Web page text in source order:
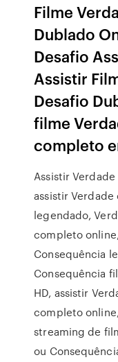
Filme
Dublado
Desafio
Assistir
Desafio
filme
completo
Assistir
assistir
legendado,
completo
Consequência
Consequência
HD, assistir
completo
streaming de
ou